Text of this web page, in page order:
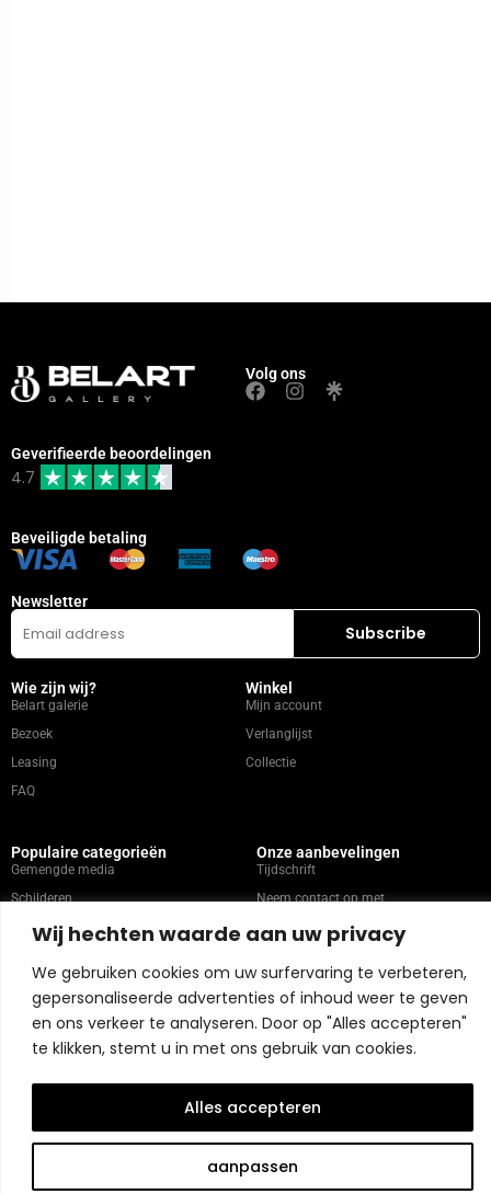
Wij hechten waarde aan uw privacy
We gebruiken cookies om uw surfervaring te verbeteren,
gepersonaliseerde advertenties of inhoud weer te geven
en ons verkeer te analyseren. Door op "Alles accepteren"
te klikken, stemt u in met ons gebruik van cookies.
aanpassen
Alles accepteren
Volg ons
Geverifieerde beoordelingen
4.7
Beveiligde betaling
Newsletter
Wie zijn wij?
Belart galerie
Bezoek
Leasing
FAQ
Winkel
Mijn account
Verlanglijst
Collectie
Populaire categorieën
Gemengde media
Schilderen
Abstract
Onze aanbevelingen
Tijdschrift
Neem contact op met
Kunstenaars
Winkelbeleid
Copyright © 2026 Belart Gallery | Powered by Carre agency